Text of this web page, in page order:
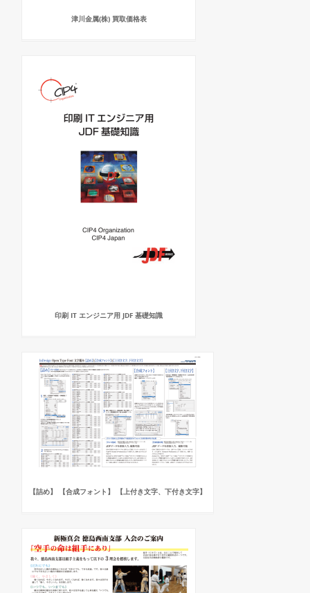
津川金属(株) 買取価格表
印刷 IT エンジニア用 JDF 基礎知識
【詰め】 【合成フォント】 【上付き文字、下付き文字】